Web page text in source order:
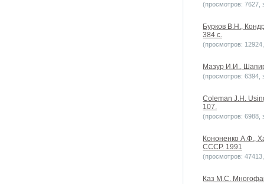
(просмотров: 7627,
Бурков В.Н.,
384 с.
(просмотров:
Мазур И.И.,
(просмотров: 6394,
Coleman J.H.
107.
(просмотров: 6988,
Кононенко А.Ф.,
СССР. 1991
(просмотров:
Каз М.С.